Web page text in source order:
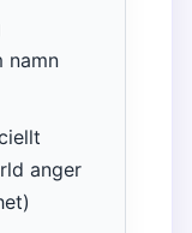
namn
anger